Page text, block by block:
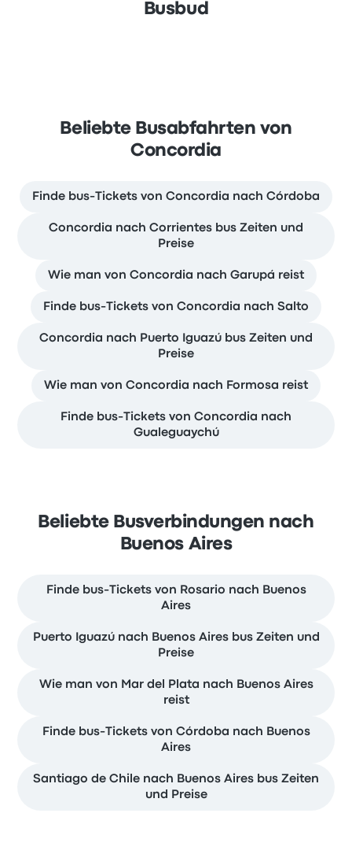
Busbud
Beliebte Busabfahrten von
Concordia
Finde bus-Tickets von Concordia nach Córdoba
Concordia nach Corrientes bus Zeiten und
Preise
Wie man von Concordia nach Garupá reist
Finde bus-Tickets von Concordia nach Salto
Concordia nach Puerto Iguazú bus Zeiten und
Preise
Wie man von Concordia nach Formosa reist
Finde bus-Tickets von Concordia nach
Gualeguaychú
Beliebte Busverbindungen nach
Buenos Aires
Finde bus-Tickets von Rosario nach Buenos
Aires
Puerto Iguazú nach Buenos Aires bus Zeiten und
Preise
Wie man von Mar del Plata nach Buenos Aires
reist
Finde bus-Tickets von Córdoba nach Buenos
Aires
Santiago de Chile nach Buenos Aires bus Zeiten
und Preise